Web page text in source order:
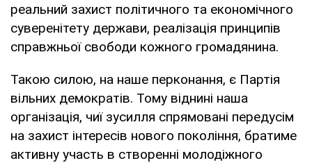
реальний захист політичного та економічного
суверенітету держави, реалізація принципів
справжньої свободи кожного громадянина.
Такою силою, на наше перконання, є Партія
вільних демократів. Тому віднині наша
організація, чиї зусилля спрямовані передусім
на захист інтересів нового покоління, братиме
активну участь в створенні молодіжного